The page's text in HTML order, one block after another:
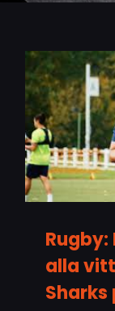
alla
Sharks